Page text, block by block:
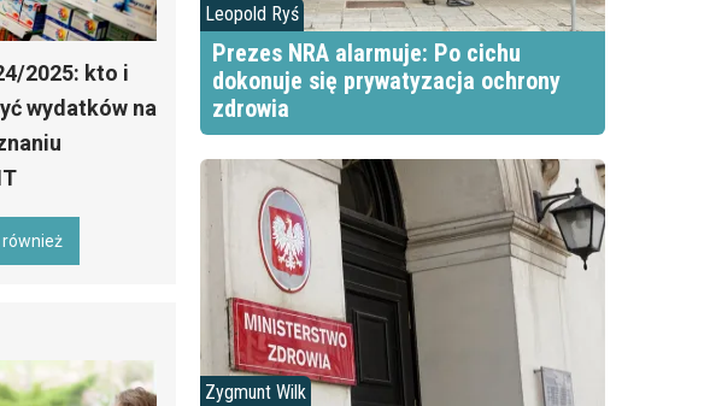
2025: kto i
wydatków na
Leopold Ryś
Prezes NRA alarmuje: Po cichu
dokonuje się prywatyzacja ochrony
zdrowia
Zygmunt Wilk